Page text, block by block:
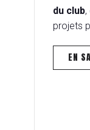
du club
projets
EN